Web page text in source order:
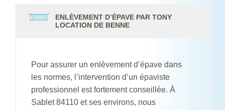
ENLÈVEMENT D’ÉPAVE PAR TONY
LOCATION DE BENNE
Pour assurer un enlèvement d’épave dans
les normes, l’intervention d’un épaviste
professionnel est fortement conseillée. À
Sablet 84110 et ses environs, nous